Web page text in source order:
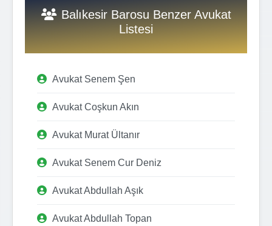
Balıkesir Barosu Benzer Avukat
Listesi
Avukat Senem Şen
Avukat Coşkun Akın
Avukat Murat Ültanır
Avukat Senem Cur Deniz
Avukat Abdullah Aşık
Avukat Abdullah Topan